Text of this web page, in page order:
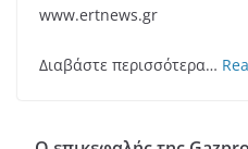
www.ertnews.gr
Διαβάστε περισσότερα…